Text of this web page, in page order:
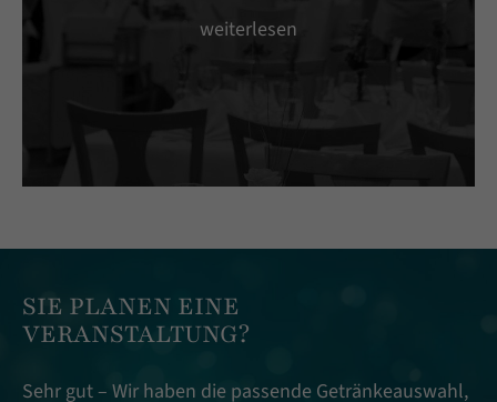
weiterlesen
SIE PLANEN EINE
VERANSTALTUNG?
Sehr gut – Wir haben die passende Getränkeauswahl,